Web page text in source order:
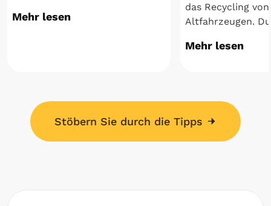
Mehr lesen
das Recycling von
Altfahrzeugen.
Mehr lesen
Stöbern Sie durch die Tipps